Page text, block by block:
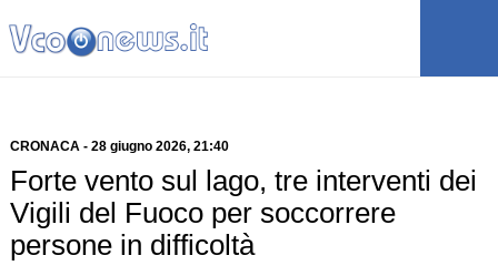
CRONACA- 28 giugno 2026, 21:40
Forte vento sul lago, tre interventi dei
Vigili del Fuoco per soccorrere
persone in difficoltà